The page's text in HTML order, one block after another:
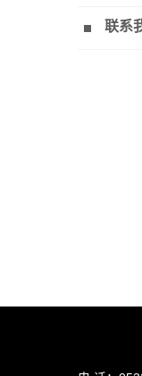
联系